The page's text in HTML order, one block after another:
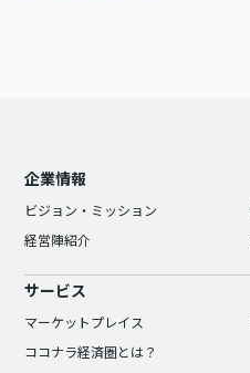
企業情報
ビジョン・ミッション
経営陣紹介
サービス
マーケットプレイス
ココナラ経済圏とは？